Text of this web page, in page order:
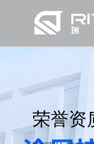
荣誉资